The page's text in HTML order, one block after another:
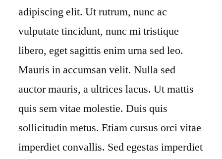
adipiscing elit. Ut rutrum, nunc ac
vulputate tincidunt, nunc mi tristique
libero, eget sagittis enim urna sed leo.
Mauris in accumsan velit. Nulla sed
auctor mauris, a ultrices lacus. Ut mattis
quis sem vitae molestie. Duis quis
sollicitudin metus. Etiam cursus orci vitae
imperdiet convallis. Sed egestas imperdiet